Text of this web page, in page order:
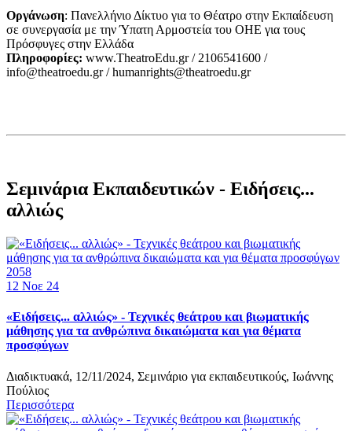
Οργάνωση: Πανελλήνιο Δίκτυο για το Θέατρο στην Εκπαίδευση
σε συνεργασία με την Ύπατη Αρμοστεία του ΟΗΕ για τους
Πρόσφυγες στην Ελλάδα
Πληροφορίες: www.TheatroEdu.gr / 2106541600 /
info@theatroedu.gr / humanrights@theatroedu.gr
Σεμινάρια Εκπαιδευτικών - Ειδήσεις...
αλλιώς
2058
12 Νοε 24
«Ειδήσεις... αλλιώς» - Τεχνικές θεάτρου και βιωματικής
μάθησης για τα ανθρώπινα δικαιώματα και για θέματα
προσφύγων
Διαδικτυακά, 12/11/2024, Σεμινάριo για εκπαιδευτικούς, Ιωάννης
Πούλιος
Περισσότερα